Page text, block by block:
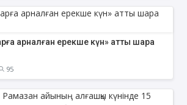
арналған ерекше күн» атты шара
95